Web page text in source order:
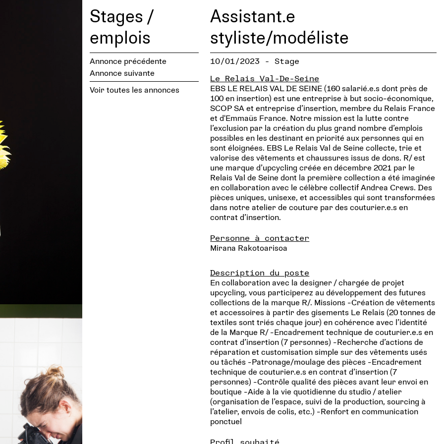
Stages /
emplois
Annonce précédente
Annonce suivante
Voir toutes les annonces
Assistant.e
styliste/modéliste
10/01/2023 - Stage
Le Relais Val-De-Seine
EBS LE RELAIS VAL DE SEINE (160 salarié.e.s dont près de
100 en insertion) est une entreprise à but socio-économique,
SCOP SA et entreprise d’insertion, membre du Relais France
et d'Emmaüs France. Notre mission est la lutte contre
l’exclusion par la création du plus grand nombre d’emplois
possibles en les destinant en priorité aux personnes qui en
sont éloignées. EBS Le Relais Val de Seine collecte, trie et
valorise des vêtements et chaussures issus de dons. R/ est
une marque d’upcycling créée en décembre 2021 par le
Relais Val de Seine dont la première collection a été imaginée
en collaboration avec le célèbre collectif Andrea Crews. Des
pièces uniques, unisexe, et accessibles qui sont transformées
dans notre atelier de couture par des couturier.e.s en
contrat d’insertion.
Personne à contacter
Mirana Rakotoarisoa
Description du poste
En collaboration avec la designer / chargée de projet
upcycling, vous participerez au développement des futures
collections de la marque R/. Missions -Création de vêtements
et accessoires à partir des gisements Le Relais (20 tonnes de
textiles sont triés chaque jour) en cohérence avec l’identité
de la Marque R/ -Encadrement technique de couturier.e.s en
contrat d’insertion (7 personnes) -Recherche d’actions de
réparation et customisation simple sur des vêtements usés
ou tâchés -Patronage/moulage des pièces -Encadrement
technique de couturier.e.s en contrat d’insertion (7
personnes) -Contrôle qualité des pièces avant leur envoi en
boutique -Aide à la vie quotidienne du studio / atelier
(organisation de l’espace, suivi de la production, sourcing à
l’atelier, envois de colis, etc.) -Renfort en communication
ponctuel
Profil souhaité